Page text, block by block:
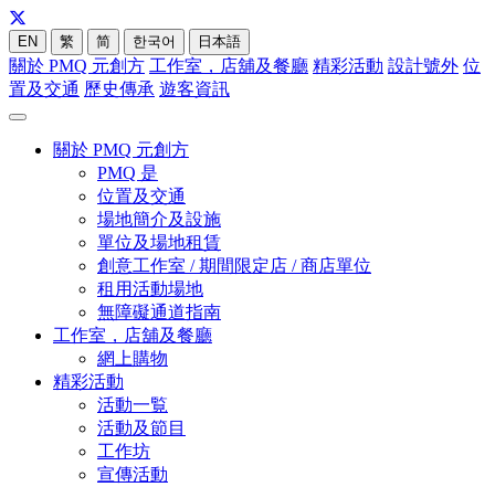
EN 繁 简 한국어 日本語
關於 PMQ 元創方 工作室，店舖及餐廳 精彩活動 設計號外 位
置及交通 歷史傳承 遊客資訊
關於 PMQ 元創方
PMQ 是
位置及交通
場地簡介及設施
單位及場地租賃
創意工作室 / 期間限定店 / 商店單位
租用活動場地
無障礙通道指南
工作室，店舖及餐廳
網上購物
精彩活動
活動一覧
活動及節目
工作坊
宣傳活動